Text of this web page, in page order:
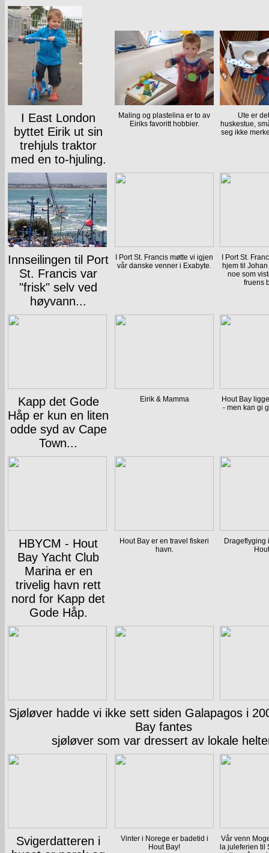
I East London
byttet Eirik ut sin
trehjuls traktor
med en to-hjuling.
Maling og plastelina er to av
Eiriks favoritt hobbier.
Ute er
huskestue,
seg ikke
Innseilingen til Port
St. Francis var
"frisk" selv ved
høyvann...
I Port St. Francis møtte vi igjen
vår danske venner i Exabyte.
I Port St.
hjem til
noe som
fruens
Kapp det Gode
Håp er kun en liten
odde syd av Cape
Town...
Eirik & Mamma
Hout Bay
- men kan gi
HBYCM - Hout
Bay Yacht Club
Marina er en
trivelig havn rett
nord for Kapp det
Gode Håp.
Hout Bay er en travel fiskeri
havn.
Drageflyging
Sjøløver hadde vi ikke sett siden Galapagos i
Bay fantes
sjøløver som var dressert av lokale
Svigerdatteren i
Vinter i Norege er badetid i
Hout Bay!
Vår venn
la juleferien til